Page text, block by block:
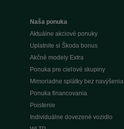
Naša ponuka
Aktuálne akciové ponuky
Uplatnite si Škoda bonus
Akčné modely Extra
Ponuka pre cieľové skupiny
Mimoriadne splátky bez navýšenia
Ponuka financovania
Poistenie
Individuálne dovezené vozidlo